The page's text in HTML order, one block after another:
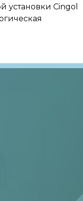
установки Cingol